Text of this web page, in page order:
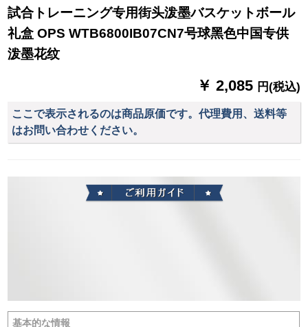
試合トレーニング专用街头泼墨バスケットボール
礼盒 OPS WTB6800IB07CN7号球黑色中国专供
泼墨花纹
￥ 2,085 円(税込)
ここで表示されるのは商品原価です。代理費用、送料等
はお問い合わせください。
基本的な情報